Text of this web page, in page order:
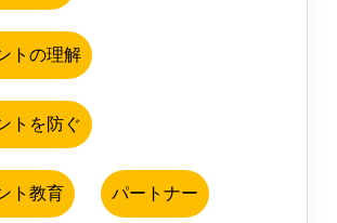
トの理解
トを防ぐ
ト教育 パートナー